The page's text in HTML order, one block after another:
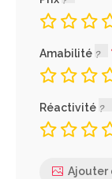
Amabilité
Réactivité
Ajouter